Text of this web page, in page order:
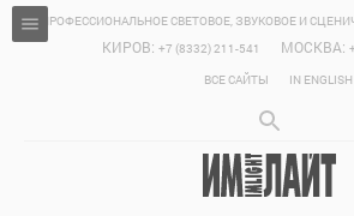
ПРОФЕССИОНАЛЬНОЕ СВЕТОВОЕ, ЗВУКОВОЕ И
КИРОВ: +7 (8332) 211-541 МОСКВА:
ВСЕ САЙТЫ
IN ENGLISH